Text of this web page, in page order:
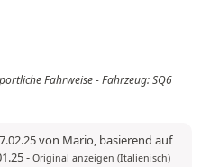
Fahrweise - Fahrzeug: SQ6
von Mario, basierend auf
- Original anzeigen (Italienisch)